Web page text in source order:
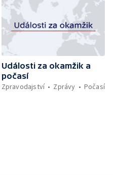
Události za okamžik a
počasí
Zpravodajství
Zprávy Počasí